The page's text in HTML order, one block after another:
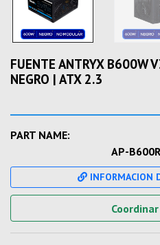
FUENTE ANTRYX B600W
NEGRO | ATX 2.3
PART NAME:
AP-
INFORMACION